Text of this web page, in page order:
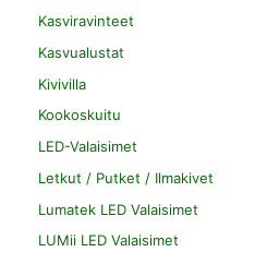
Kasviravinteet
Kasvualustat
Kivivilla
Kookoskuitu
LED-Valaisimet
Letkut / Putket / Ilmakivet
Lumatek LED Valaisimet
LUMii LED Valaisimet